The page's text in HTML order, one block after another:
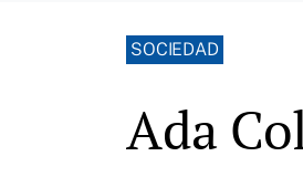
SOCIEDAD
Ada